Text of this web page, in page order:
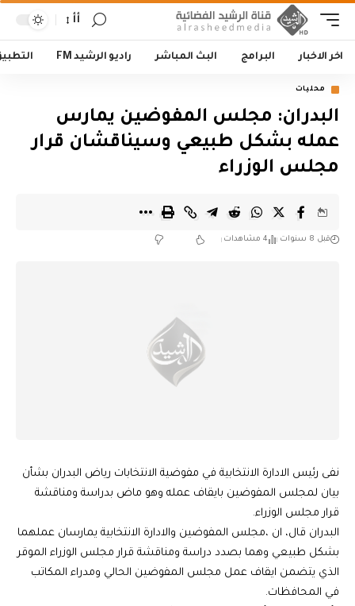
أأ
اخر الاخبار البرامج البث المباشر راديو الرشيد FM
محليات
البدران: مجلس المفوضين يمارس
عمله بشكل طبيعي وسيناقشان قرار
مجلس الوزراء
قبل 8 سنوات 4 مشاهدات
نفى رئيس الادارة الانتخابية في مفوضية الانتخابات رياض البدران بشأن
بيان لمجلس المفوضين بايقاف عمله وهو ماض بدراسة ومناقشة
قرار مجلس الوزراء.
البدران قال، ان ،مجلس المفوضين والادارة الانتخابية يمارسان عملهما
بشكل طبيعي وهما بصدد دراسة ومناقشة قرار مجلس الوزراء الموقر
الذي يتضمن ايقاف عمل مجلس المفوضين الحالي ومدراء المكاتب
في المحافظات.